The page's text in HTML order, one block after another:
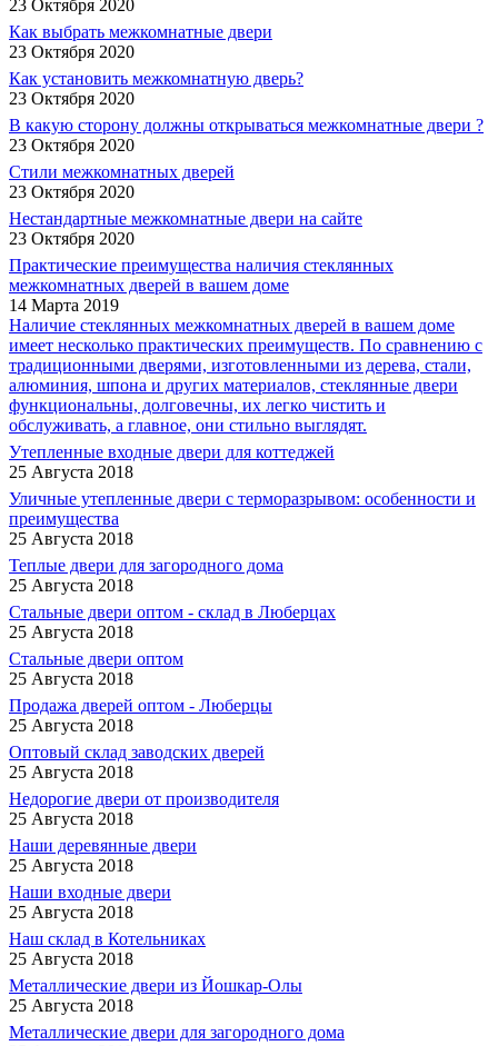
23 Октября 2020
Как выбрать межкомнатные двери
23 Октября 2020
Как установить межкомнатную дверь?
23 Октября 2020
В какую сторону должны открываться межкомнатные двери ?
23 Октября 2020
Стили межкомнатных дверей
23 Октября 2020
Нестандартные межкомнатные двери на сайте
23 Октября 2020
Практические преимущества наличия стеклянных
межкомнатных дверей в вашем доме
14 Марта 2019
Наличие стеклянных межкомнатных дверей в вашем доме
имеет несколько практических преимуществ. По сравнению с
традиционными дверями, изготовленными из дерева, стали,
алюминия, шпона и других материалов, стеклянные двери
функциональны, долговечны, их легко чистить и
обслуживать, а главное, они стильно выглядят.
Утепленные входные двери для коттеджей
25 Августа 2018
Уличные утепленные двери с терморазрывом: особенности и
преимущества
25 Августа 2018
Теплые двери для загородного дома
25 Августа 2018
Стальные двери оптом - склад в Люберцах
25 Августа 2018
Стальные двери оптом
25 Августа 2018
Продажа дверей оптом - Люберцы
25 Августа 2018
Оптовый склад заводских дверей
25 Августа 2018
Недорогие двери от производителя
25 Августа 2018
Наши деревянные двери
25 Августа 2018
Наши входные двери
25 Августа 2018
Наш склад в Котельниках
25 Августа 2018
Металлические двери из Йошкар-Олы
25 Августа 2018
Металлические двери для загородного дома